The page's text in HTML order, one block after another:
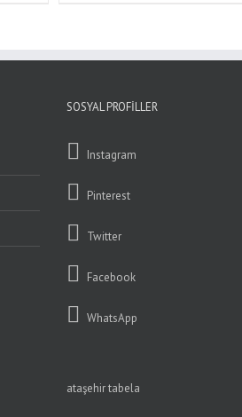
SOSYAL PROFILLER
Instagram
Pinterest
Twitter
Facebook
WhatsApp
ataşehir tabela